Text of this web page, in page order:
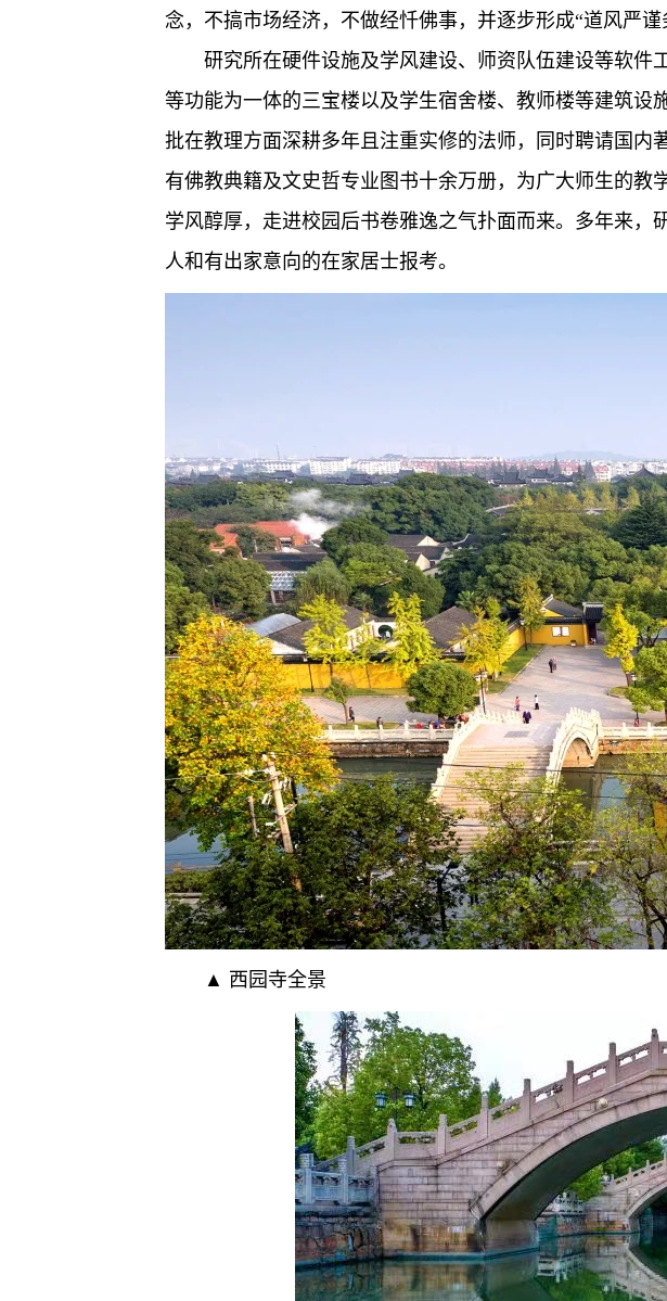
念，不搞市场经济，不做经忏佛事，并逐步形成“道风严
研究所在硬件设施及学风建设、师资队伍建设等软件
等功能为一体的三宝楼以及学生宿舍楼、教师楼等建筑
批在教理方面深耕多年且注重实修的法师，同时聘请国内
有佛教典籍及文史哲专业图书十余万册，为广大师生的教
学风醇厚，走进校园后书卷雅逸之气扑面而来。多年来
人和有出家意向的在家居士报考。
▲ 西园寺全景